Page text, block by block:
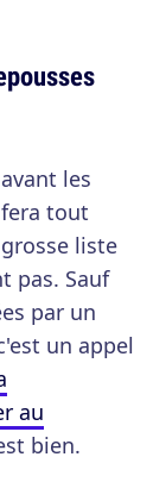
les
tout
liste
pas. Sauf
par un
un appel
au
bien.